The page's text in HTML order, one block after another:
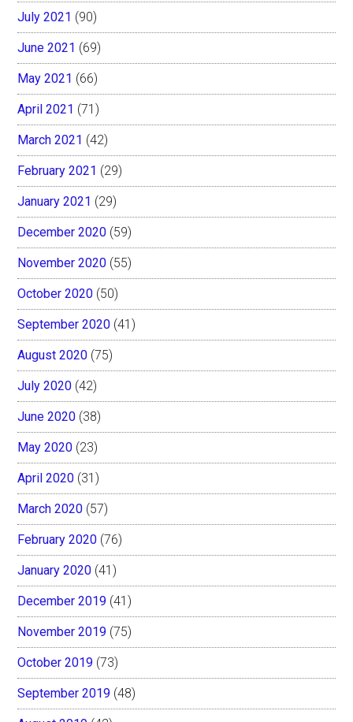
July 2021 (90)
June 2021 (69)
May 2021 (66)
April 2021 (71)
March 2021 (42)
February 2021 (29)
January 2021 (29)
December 2020 (59)
November 2020 (55)
October 2020 (50)
September 2020 (41)
August 2020 (75)
July 2020 (42)
June 2020 (38)
May 2020 (23)
April 2020 (31)
March 2020 (57)
February 2020 (76)
January 2020 (41)
December 2019 (41)
November 2019 (75)
October 2019 (73)
September 2019 (48)